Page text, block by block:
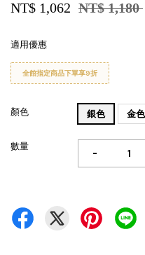
NT$ 1,062 NT$ 1,180
適用優惠
全館指定商品下單享9折
顏色 銀色 金色
數量 -